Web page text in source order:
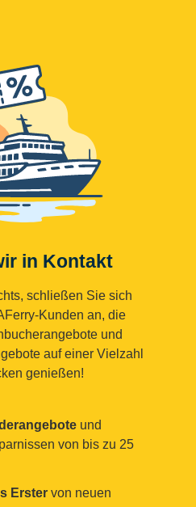
in Kontakt
schließen Sie sich
Kunden an, die
und
auf einer Vielzahl
genießen!
und
von bis zu 25
Erster von neuen